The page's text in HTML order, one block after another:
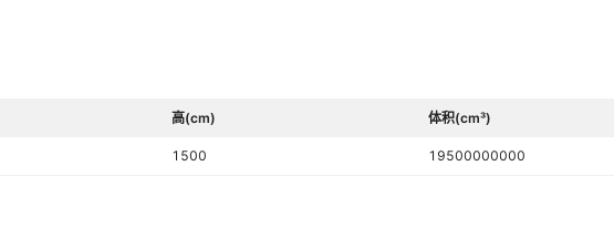
高(cm) 体积(cm³)
1500 19500000000